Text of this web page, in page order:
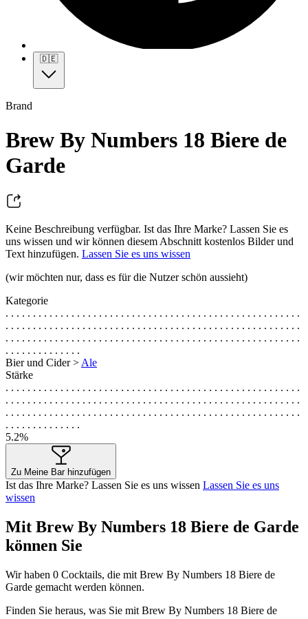
🇩🇪
Brand
Brew By Numbers 18 Biere de
Garde
Keine Beschreibung verfügbar. Ist das Ihre Marke? Lassen Sie es
uns wissen und wir können diesem Abschnitt kostenlos Bilder und
Text hinzufügen. Lassen Sie es uns wissen
(wir möchten nur, dass es für die Nutzer schön aussieht)
Kategorie
. . . . . . . . . . . . . . . . . . . . . . . . . . . . . . . . . . . . . . . . . . . . . . . . . . . . . .
. . . . . . . . . . . . . . . . . . . . . . . . . . . . . . . . . . . . . . . . . . . . . . . . . . . . . .
. . . . . . . . . . . . . . . . . . . . . . . . . . . . . . . . . . . . . . . . . . . . . . . . . . . . . .
. . . . . . . . . . . . . .
Bier und Cider > Ale
Stärke
. . . . . . . . . . . . . . . . . . . . . . . . . . . . . . . . . . . . . . . . . . . . . . . . . . . . . .
. . . . . . . . . . . . . . . . . . . . . . . . . . . . . . . . . . . . . . . . . . . . . . . . . . . . . .
. . . . . . . . . . . . . . . . . . . . . . . . . . . . . . . . . . . . . . . . . . . . . . . . . . . . . .
. . . . . . . . . . . . . .
5.2%
Zu Meine Bar hinzufügen
Ist das Ihre Marke? Lassen Sie es uns wissen Lassen Sie es uns
wissen
Mit Brew By Numbers 18 Biere de Garde
können Sie
Wir haben 0 Cocktails, die mit Brew By Numbers 18 Biere de
Garde gemacht werden können.
Finden Sie heraus, was Sie mit Brew By Numbers 18 Biere de